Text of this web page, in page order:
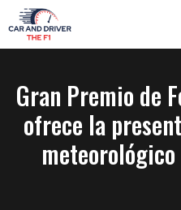
Saltar
al
contenido
Gran Premio de
ofrece la
meteorológico